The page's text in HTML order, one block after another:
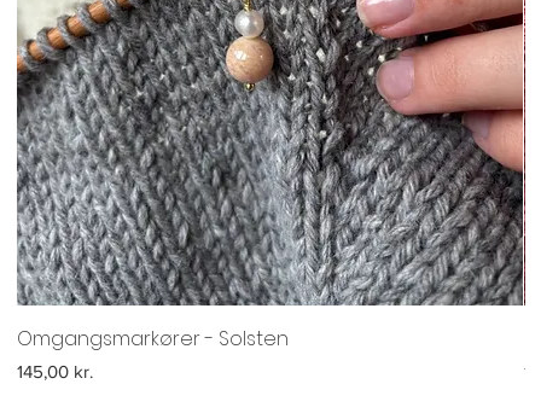
Omgangsmarkører - Solsten
Pris
145,00 kr.